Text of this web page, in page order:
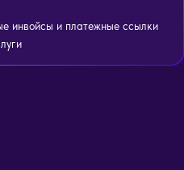
инвойсы и платежные ссылки